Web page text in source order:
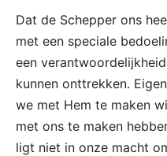
Dat de Schepper ons
met een speciale
een
kunnen onttrekken.
we met Hem te maken
met ons te maken
ligt niet in onze macht